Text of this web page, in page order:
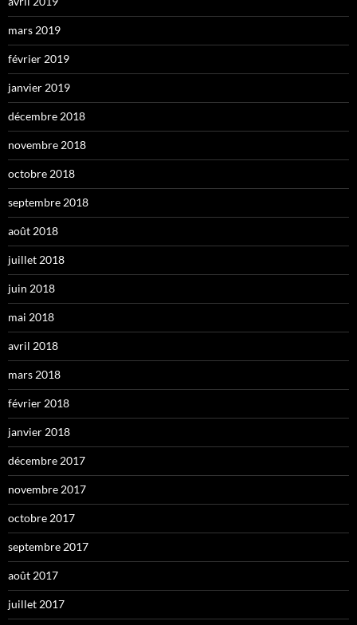
mars 2019
février 2019
janvier 2019
décembre 2018
novembre 2018
octobre 2018
septembre 2018
août 2018
juillet 2018
juin 2018
mai 2018
avril 2018
mars 2018
février 2018
janvier 2018
décembre 2017
novembre 2017
octobre 2017
septembre 2017
août 2017
juillet 2017